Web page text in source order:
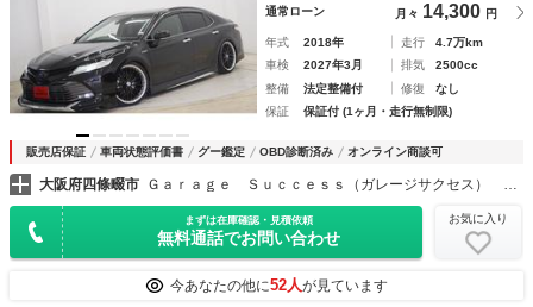
通常ローン 月々 14,300 円
年式 2018年 走行
4.7万km
車検
2027年3月 排気
2500cc
整備
法定整備付 修復
なし
保証
保証付 (1ヶ月・走行無制限)
販売店保証 車両状態評価書 グー鑑定 OBD診断済み オンライン商談可
大阪府四條畷市 Ｇａｒａｇｅ Ｓｕｃｃｅｓｓ（ガレージサクセス） 大阪外環店 マークＸ・クラウン専門店
まずは在庫確認・見積依頼
無料通話でお問い合わせ
お気に入り
今あなたの他に52人が見ています